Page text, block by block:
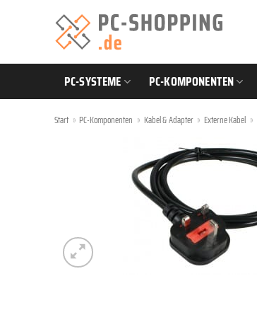
PC-SYSTEME PC-KOMPONENTEN
Start » PC-Komponenten » Kabel & Adapter » Externe Kabel »